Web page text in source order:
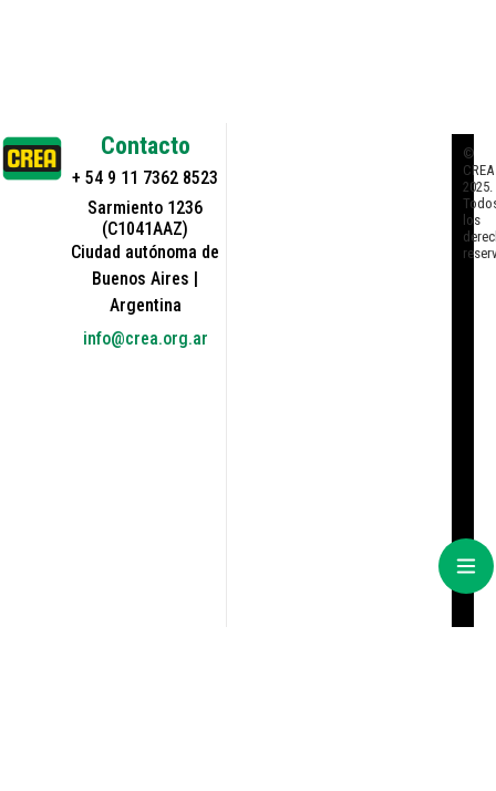
Contacto
+ 54 9 11 7362 8523
Sarmiento 1236
(C1041AAZ)
Ciudad autónoma de
Buenos Aires |
Argentina
info@crea.org.ar
©
CREA
2025.
los